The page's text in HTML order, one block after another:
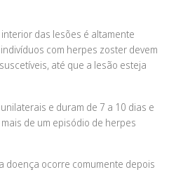
das lesões é altamente
com herpes zoster devem
até que a lesão esteja
e duram de 7 a 10 dias e
de um episódio de herpes
doença ocorre comumente depois